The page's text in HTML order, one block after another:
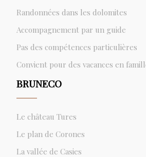
Randonnées dans les dolomites
Accompagnement par un guide
Pas des compétences particulières
Convient pour des vacances en
BRUNECO
Le château Tures
Le plan de Corones
La vallée de Casies